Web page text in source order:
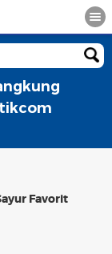
Favorit